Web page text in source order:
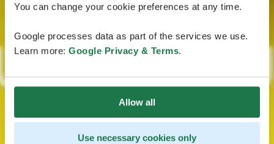
You can change your cookie preferences at any time.
Google processes data as part of the services we use.
Learn more: Google Privacy & Terms.
Allow all
Use necessary cookies only